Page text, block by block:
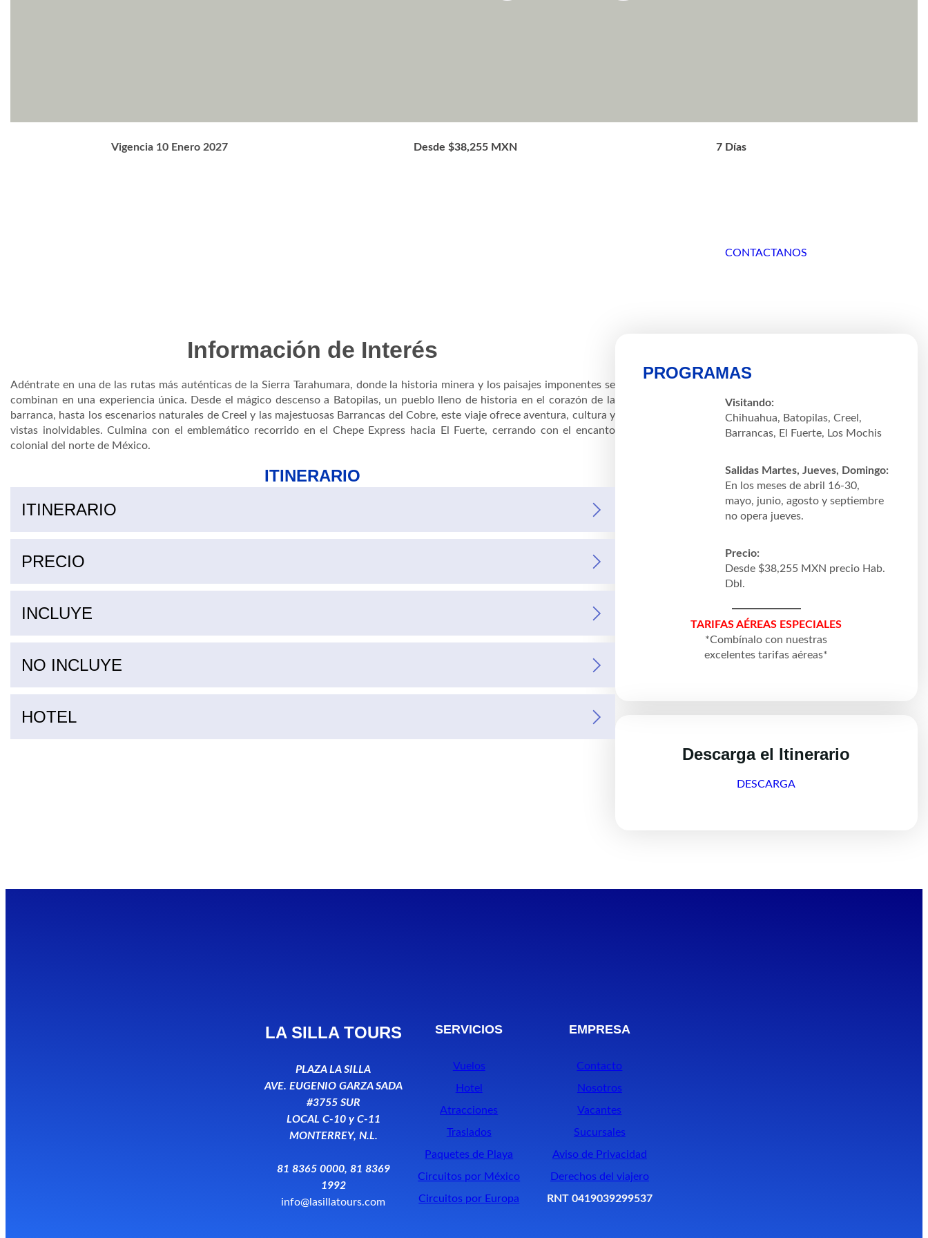
Vigencia 10 Enero 2027 Desde $38,255 MXN 7 Días
CONTACTANOS
Información de Interés
Adéntrate en una de las rutas más auténticas de la Sierra Tarahumara, donde la historia minera y los paisajes imponentes se
combinan en una experiencia única. Desde el mágico descenso a Batopilas, un pueblo lleno de historia en el corazón de la
barranca, hasta los escenarios naturales de Creel y las majestuosas Barrancas del Cobre, este viaje ofrece aventura, cultura y
vistas inolvidables. Culmina con el emblemático recorrido en el Chepe Express hacia El Fuerte, cerrando con el encanto
colonial del norte de México.
ITINERARIO
ITINERARIO
PRECIO
INCLUYE
NO INCLUYE
HOTEL
PROGRAMAS
Visitando:
Chihuahua, Batopilas, Creel,
Barrancas, El Fuerte, Los Mochis
Salidas Martes, Jueves, Domingo:
En los meses de abril 16-30,
mayo, junio, agosto y septiembre
no opera jueves.
Precio:
Desde $38,255 MXN precio Hab.
Dbl.
TARIFAS AÉREAS ESPECIALES
*Combínalo con nuestras
excelentes tarifas aéreas*
Descarga el Itinerario
DESCARGA
LA SILLA TOURS
PLAZA LA SILLA
AVE. EUGENIO GARZA SADA
#3755 SUR
LOCAL C-10 y C-11
MONTERREY, N.L.
81 8365 0000, 81 8369
1992
info@lasillatours.com
SERVICIOS
Vuelos
Hotel
Atracciones
Traslados
Paquetes de Playa
Circuitos por México
Circuitos por Europa
EMPRESA
Contacto
Nosotros
Vacantes
Sucursales
Aviso de Privacidad
Derechos del viajero
RNT 0419039299537